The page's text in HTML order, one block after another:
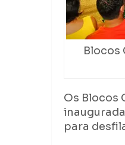
Blocos
Os Blocos
para